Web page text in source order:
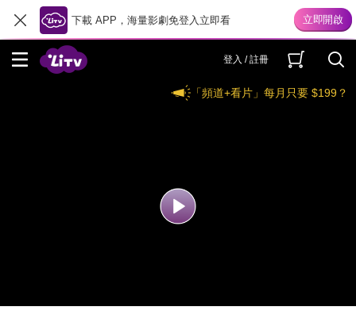
下載 APP，海量影劇免登入立即看
登入 / 註冊
「頻道+看片」每月只要 $199？